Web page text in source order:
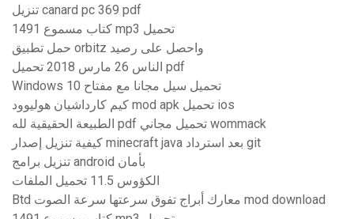
تنزيل canard pc 369 pdf
1491 كتاب مسموع mp3 تحميل
حمل تطبيق orbitz واحصل على رصيد
الناس 26 مارس 2018 تحميل pdf
Windows 10 تحميل سيل مجانا مع مفتاح
كيم كارداشيان هوليوود mod apk تحميل ios
الطبيعة الحقيقية لله pdf تحميل مجاني wommack
كيفية تنزيل إصدار minecraft java بعد استرداد git
تنزيل برامج android بأمان
الكؤوس 11.5 تحميل الملفات
Btd معارك أبراج تفوق سرعتها سرعة الصوت mod download